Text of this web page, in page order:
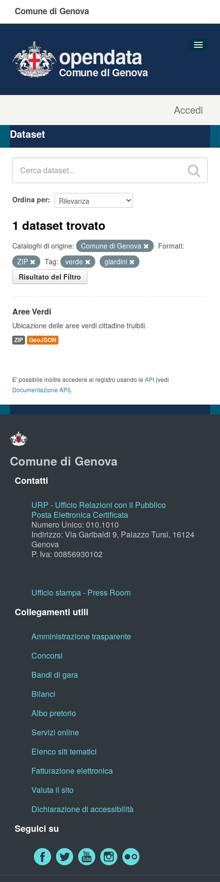
Comune di Genova
Accedi
opendata
Comune di Genova
Organizzazioni
Gruppi
Dataset
Ordina per
1 dataset trovato
Cataloghi di origine: Comune di Genova
Formati:
ZIP
Tag: verde
giardini
Risultato del Filtro
Aree Verdi
Ubicazione delle aree verdi cittadine fruibili.
ZIP GeoJSON
E' possibile inoltre accedere al registro usando le API (vedi
Documentazione API).
Comune di Genova
Contatti
URP - Ufficio Relazioni con il Pubblico
Posta Elettronica Certificata
Numero Unico: 010.1010
Indirizzo: Via Garibaldi 9, Palazzo Tursi, 16124
Genova
P. Iva: 00856930102
Ufficio stampa - Press Room
Collegamenti utili
Amministrazione trasparente
Concorsi
Bandi di gara
Bilanci
Albo pretorio
Servizi online
Elenco siti tematici
Fatturazione elettronica
Valuta il sito
Dichiarazione di accessibilità
Seguici su